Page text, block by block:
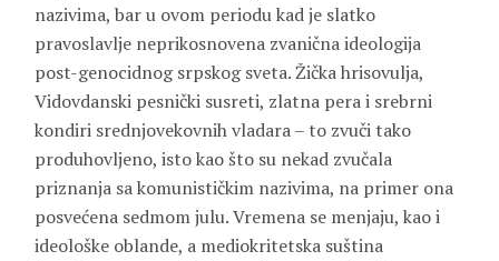
nazivima, bar u ovom periodu kad je slatko
pravoslavlje neprikosnovena zvanična ideologija
post-genocidnog srpskog sveta. Žička hrisovulja,
Vidovdanski pesnički susreti, zlatna pera i srebrni
kondiri srednjovekovnih vladara – to zvuči tako
produhovljeno, isto kao što su nekad zvučala
priznanja sa komunističkim nazivima, na primer ona
posvećena sedmom julu. Vremena se menjaju, kao i
ideološke oblande, a mediokritetska suština